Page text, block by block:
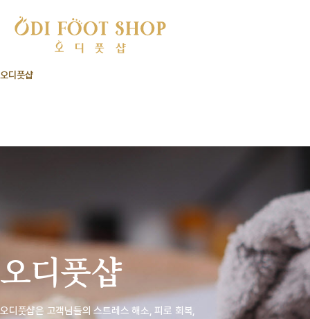
오디풋샵
가맹점 소식 이벤트
오디풋샵
오디풋샵은 고객님들의 스트레스 해소, 피로 회복,